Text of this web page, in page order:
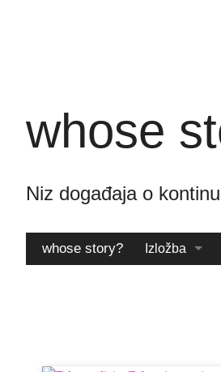
whose
Niz događaja o
whose story? Izložba